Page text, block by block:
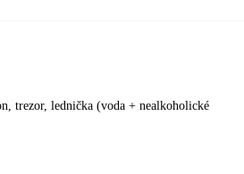
trezor, lednička (voda + nealkoholické